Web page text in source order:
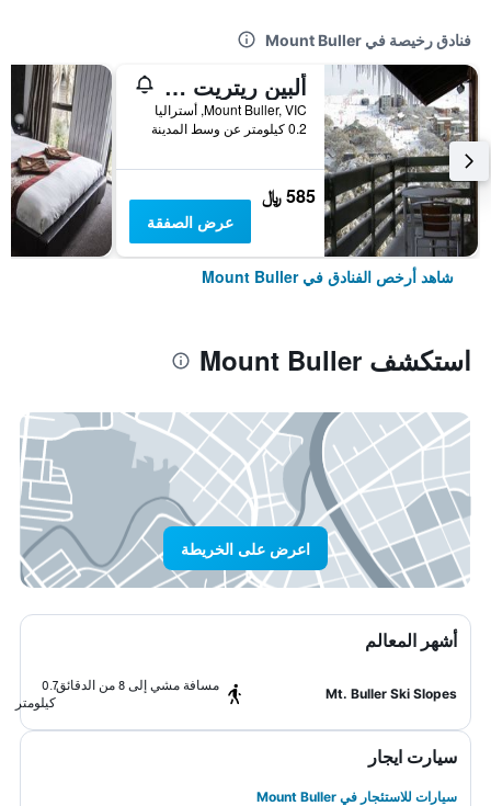
فنادق رخيصة في Mount Buller
ألبين ريتريت ماونتن بولر
Mount Buller, VIC, أستراليا
0.2 كيلومتر عن وسط المدينة
585 ﷼
عرض الصفقة
شاهد أرخص الفنادق في Mount Buller
استكشف Mount Buller
اعرض على الخريطة
أشهر المعالم
Mt. Buller Ski Slopes
مسافة مشي إلى 8 من الدقائق
0.7
كيلومتر
سيارت ايجار
سيارات للاستئجار في Mount Buller